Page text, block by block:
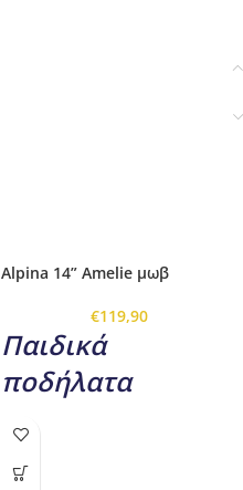
Alpina 14” Amelie μωβ
€119,90
Παιδικά
ποδήλατα